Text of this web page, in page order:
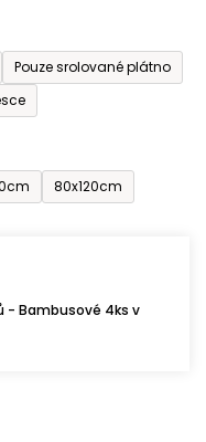
Pouze srolované plátno
80x120cm
- Bambusové 4ks v